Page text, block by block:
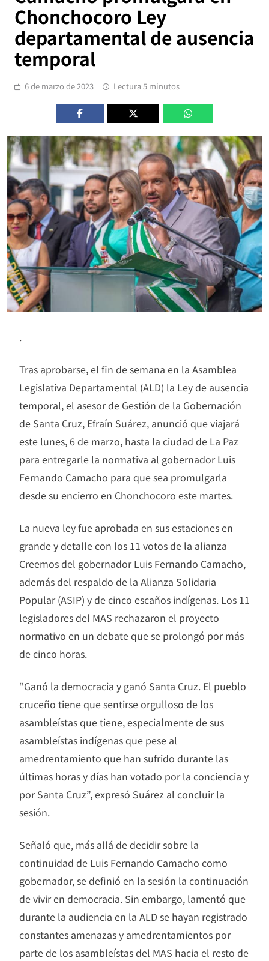
Chonchocoro Ley
departamental de ausencia
temporal
6 de marzo de 2023 Lectura 5 minutos
.
Tras aprobarse, el fin de semana en la Asamblea
Legislativa Departamental (ALD) la Ley de ausencia
temporal, el asesor de Gestión de la Gobernación
de Santa Cruz, Efraín Suárez, anunció que viajará
este lunes, 6 de marzo, hasta la ciudad de La Paz
para entregarle la normativa al gobernador Luis
Fernando Camacho para que sea promulgarla
desde su encierro en Chonchocoro este martes.
La nueva ley fue aprobada en sus estaciones en
grande y detalle con los 11 votos de la alianza
Creemos del gobernador Luis Fernando Camacho,
además del respaldo de la Alianza Solidaria
Popular (ASIP) y de cinco escaños indígenas. Los 11
legisladores del MAS rechazaron el proyecto
normativo en un debate que se prolongó por más
de cinco horas.
“Ganó la democracia y ganó Santa Cruz. El pueblo
cruceño tiene que sentirse orgulloso de los
asambleístas que tiene, especialmente de sus
asambleístas indígenas que pese al
amedrentamiento que han sufrido durante las
últimas horas y días han votado por la conciencia y
por Santa Cruz”, expresó Suárez al concluir la
sesión.
Señaló que, más allá de decidir sobre la
continuidad de Luis Fernando Camacho como
gobernador, se definió en la sesión la continuación
de vivir en democracia. Sin embargo, lamentó que
durante la audiencia en la ALD se hayan registrado
constantes amenazas y amedrentamientos por
parte de los asambleístas del MAS hacia el resto de